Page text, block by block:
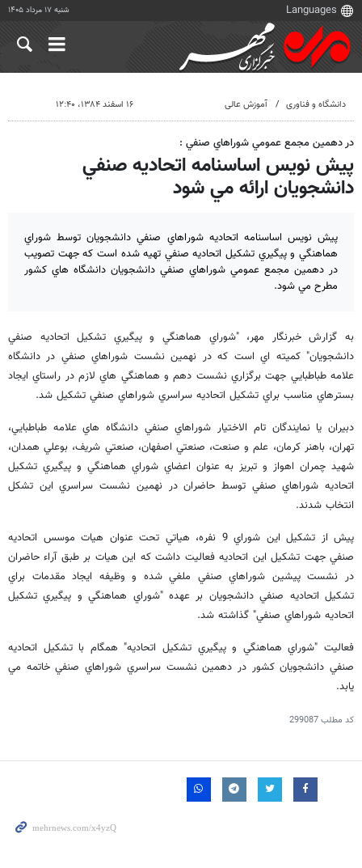
شنبه ۱۷ مرداد ۱۴۰۵
دانشگاه و فناوری آموزش عالی ۱۶ اسفند ۱۳۸۴، ۱۲:۴۰
در دهمين مجمع عمومي شوراهاي صنفي :
پيش نويس اساسنامه اتحاديه صنفي
دانشجويان ارائه مي شود
پيش نويس اساسنامه اتحاديه شوراهاي صنفي دانشجويان توسط شوراي
هماهنگي و پيگيري تشكيل اتحاديه صنفي تهيه شده است كه جهت تصويب
در دهمين مجمع عمومي شوراهاي صنفي دانشجويان دانشگاه هاي كشور
مطرح مي شود.
به گزارش خبرنگار مهر، "شوراي هماهنگي و پيگيري تشكيل اتحاديه صنفي
دانشجويان" كميته اي است كه در نهمين نشست شوراهاي صنفي در دانشگاه
علامه طباطبايي جهت برگزاري نشست دهم و هماهنگي هاي لازم در راستاي ايجاد
بسترهاي مناسب براي تشكيل اتحاديه سراسري شوراهاي صنفي تشكيل شد.
دبيران يا نمايندگان تام الاختيار شوراهاي صنفي دانشگاه هاي علامه طباطبايي،
تهران، باهنر كرمان، علم و صنعت، صنعتي اصفهان، صنعتي شريف، بوعلي همدان،
شهيد چمران اهواز و تبريز به عنوان اعضاي شوراي هماهنگي و پيگيري تشكيل
اتحاديه شوراهاي صنفي توسط حاضران در نهمين نشست سراسري اين تشكل
انتخاب شدند.
پيش از تشكيل اين شوراي 9 نفره، هياتي تحت عنوان هيات موسس اتحاديه
صنفي جهت تشكيل اين اتحاديه فعاليت داشت كه اين هيات بر طبق آراء حاضران
در نشست پيشين شوراهاي صنفي ملغي شده و وظيفه ايجاد مقدمات براي
تشكيل اتحاديه صنفي دانشجويان بر عهده "شوراي هماهنگي و پيگيري تشكيل
اتحاديه شوراهاي صنفي" گذاشته شد.
فعاليت "شوراي هماهنگي و پيگيري تشكيل اتحاديه" همگام با تشكيل اتحاديه
صنفي دانشجويان كشور در دهمين نشست سراسري شوراهاي صنفي خاتمه مي
يابد.
کد مطلب299087